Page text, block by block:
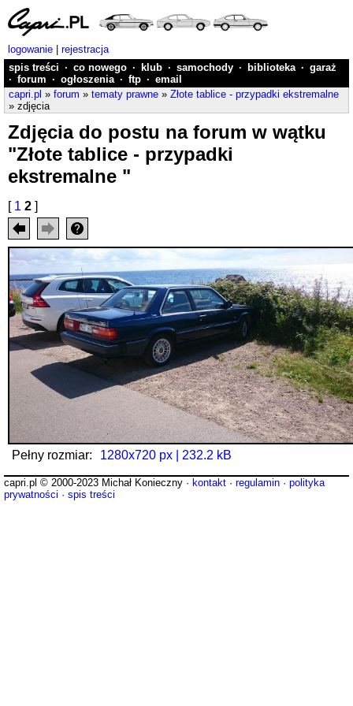
logowanie
rejestracja
spis treści · co nowego · klub · samochody · biblioteka · garaż
· forum · ogłoszenia · ftp · email
capri.pl » forum » tematy prawne » Złote tablice - przypadki ekstremalne
» zdjęcia
Zdjęcia do postu na forum w wątku
"Złote tablice - przypadki
ekstremalne "
[ 1 2 ]
Pełny rozmiar: 1280x720 px | 232.2 kB
capri.pl © 2000-2023 Michał Konieczny · kontakt · regulamin · polityka
prywatności · spis treści